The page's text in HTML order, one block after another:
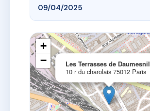
09/04/2025
Les Terrasses de Daumesnil
10 r du charolais 75012 Paris
+
−